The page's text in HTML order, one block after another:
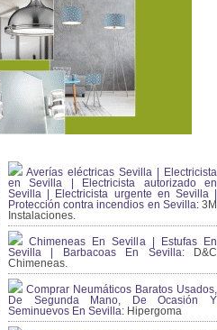
Averías eléctricas Sevilla | Electricista
en Sevilla | Electricista autorizado en
Sevilla | Electricista urgente en Sevilla |
Protección contra incendios en Sevilla:3M
Instalaciones.
Chimeneas En Sevilla | Estufas En
Sevilla | Barbacoas En Sevilla:D&C
Chimeneas.
Comprar Neumáticos Baratos Usados,
De Segunda Mano, De Ocasión Y
Seminuevos En Sevilla: Hipergoma